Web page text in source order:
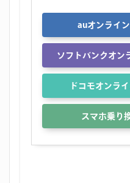
auオンライ
ソフトバンクオン
ドコモオンラ
スマホ乗り